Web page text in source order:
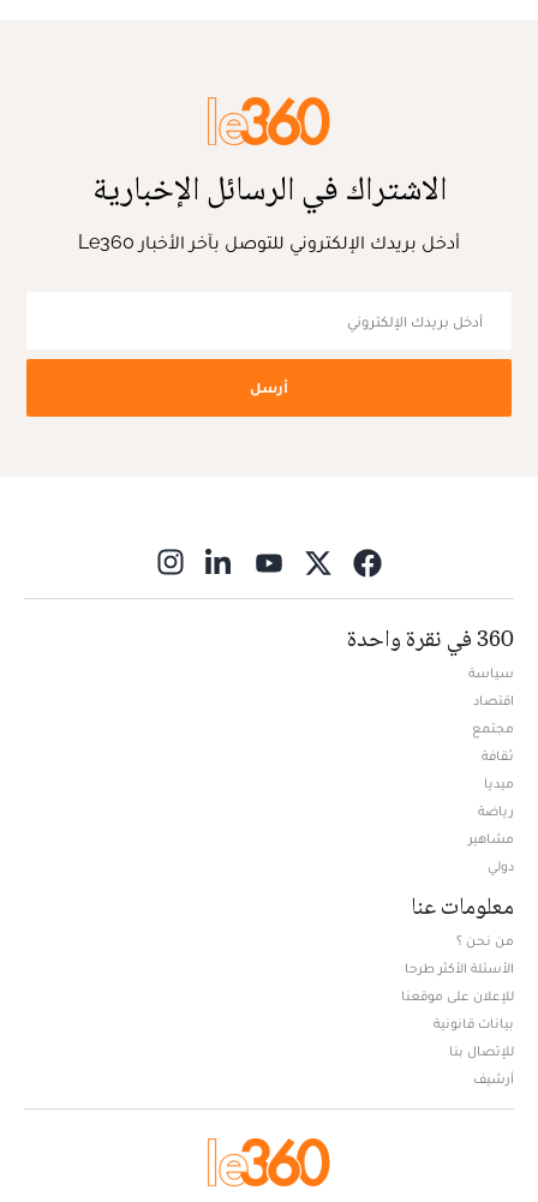
الاشتراك في الرسائل الإخبارية
أدخل بريدك الإلكتروني للتوصل بآخر الأخبار Le360
أرسل
360 في نقرة واحدة
سياسة
اقتصاد
مجتمع
ثقافة
ميديا
رياضة
مشاهير
دولي
معلومات عنا
من نحن ؟
الأسئلة الأكثر طرحا
للإعلان على موقعنا
بيانات قانونية
للإتصال بنا
أرشيف